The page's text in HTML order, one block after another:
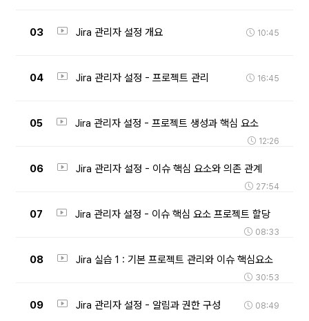
03 Jira 관리자 설정 개요 10:45
04 Jira 관리자 설정 - 프로젝트 관리 16:45
05 Jira 관리자 설정 - 프로젝트 생성과 핵심 요소
12:26
06 Jira 관리자 설정 - 이슈 핵심 요소와 의존 관계
27:54
07 Jira 관리자 설정 - 이슈 핵심 요소 프로젝트 할당
08:33
08 Jira 실습 1 : 기본 프로젝트 관리와 이슈 핵심요소
30:53
09 Jira 관리자 설정 - 알림과 권한 구성 08:49